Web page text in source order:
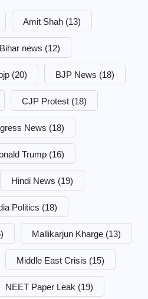
Amit Shah (13)
Bihar news (12)
(20) BJP News (18)
CJP Protest (18)
News (18)
Trump (16)
Hindi News (19)
Politics (18)
Mallikarjun Kharge (13)
Middle East Crisis (15)
NEET Paper Leak (19)